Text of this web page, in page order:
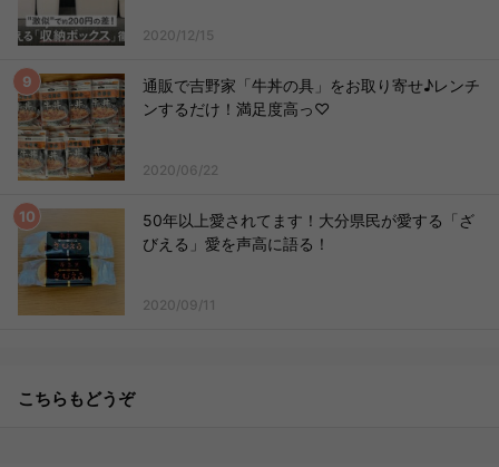
2020/12/15
通販で吉野家「牛丼の具」をお取り寄せ♪レンチ
ンするだけ！満足度高っ♡
2020/06/22
50年以上愛されてます！大分県民が愛する「ざ
びえる」愛を声高に語る！
2020/09/11
こちらもどうぞ